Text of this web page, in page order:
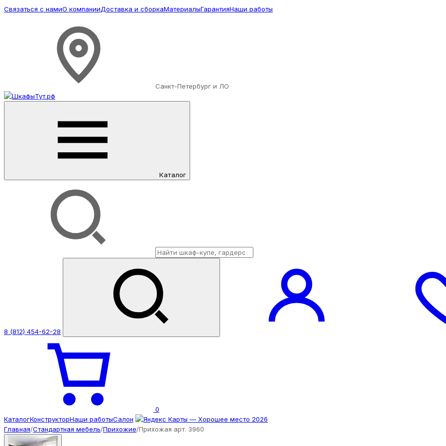
Связаться с намиО компанииДоставка и сборкаМатериалыГарантияНаши работы
Санкт-Петербург и ЛО
Каталог
8 (812) 454-62-28
0
КаталогКонструкторНаши работыСалон
Главная/Стандартная мебель/Прихожие/Прихожая арт. 3960